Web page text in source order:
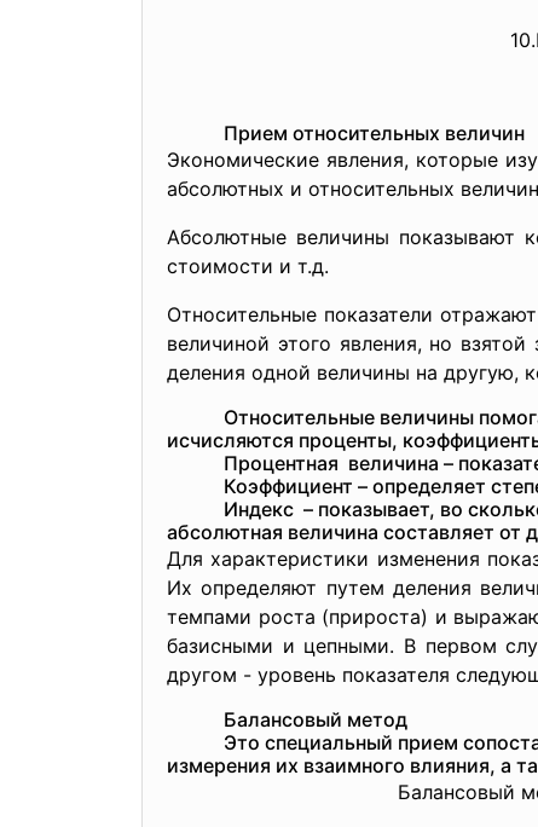
Прием относительных величин
Экономические явления, которые
абсолютных и относительных
Абсолютные величины показывают
стоимости и т.д.
Относительные показатели
величиной этого явления, но
деления одной величины на другую,
Относительные величины
исчисляются проценты,
Процентная величина –
Коэффициент – определяет
Индекс – показывает, во
абсолютная величина составляет от
Для характеристики изменения
Их определяют путем деления
темпами роста (прироста) и
базисными и цепными. В первом
другом - уровень показателя
Балансовый метод
Это специальный прием
измерения их взаимного влияния, а
Балансовый